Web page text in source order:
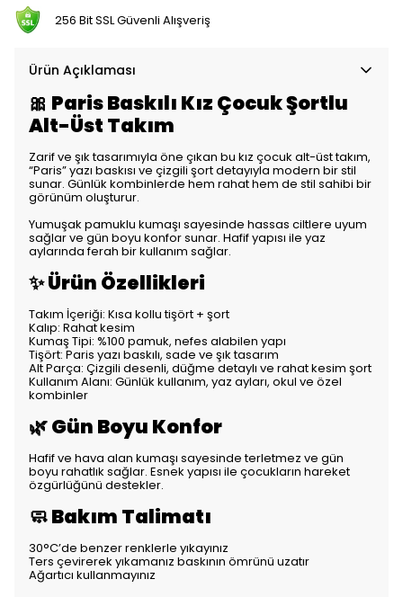
256 Bit SSL Güvenli Alışveriş
Ürün Açıklaması
🎀 Paris Baskılı Kız Çocuk Şortlu
Alt-Üst Takım
Zarif ve şık tasarımıyla öne çıkan bu kız çocuk alt-üst takım,
“Paris” yazı baskısı ve çizgili şort detayıyla modern bir stil
sunar. Günlük kombinlerde hem rahat hem de stil sahibi bir
görünüm oluşturur.
Yumuşak pamuklu kumaşı sayesinde hassas ciltlere uyum
sağlar ve gün boyu konfor sunar. Hafif yapısı ile yaz
aylarında ferah bir kullanım sağlar.
✨ Ürün Özellikleri
Takım İçeriği: Kısa kollu tişört + şort
Kalıp: Rahat kesim
Kumaş Tipi: %100 pamuk, nefes alabilen yapı
Tişört: Paris yazı baskılı, sade ve şık tasarım
Alt Parça: Çizgili desenli, düğme detaylı ve rahat kesim şort
Kullanım Alanı: Günlük kullanım, yaz ayları, okul ve özel
kombinler
🌿 Gün Boyu Konfor
Hafif ve hava alan kumaşı sayesinde terletmez ve gün
boyu rahatlık sağlar. Esnek yapısı ile çocukların hareket
özgürlüğünü destekler.
🧼 Bakım Talimatı
30°C’de benzer renklerle yıkayınız
Ters çevirerek yıkamanız baskının ömrünü uzatır
Ağartıcı kullanmayınız